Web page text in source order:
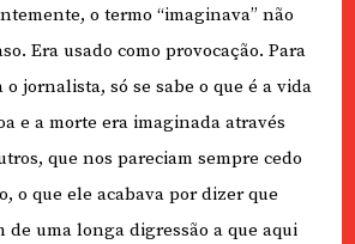
o termo “imaginava” não
Era usado como provocação. Para
jornalista, só se sabe o que é a vida
e a morte era imaginada através
que nos pareciam sempre cedo
o que ele acabava por dizer que
de uma longa digressão a que aqui